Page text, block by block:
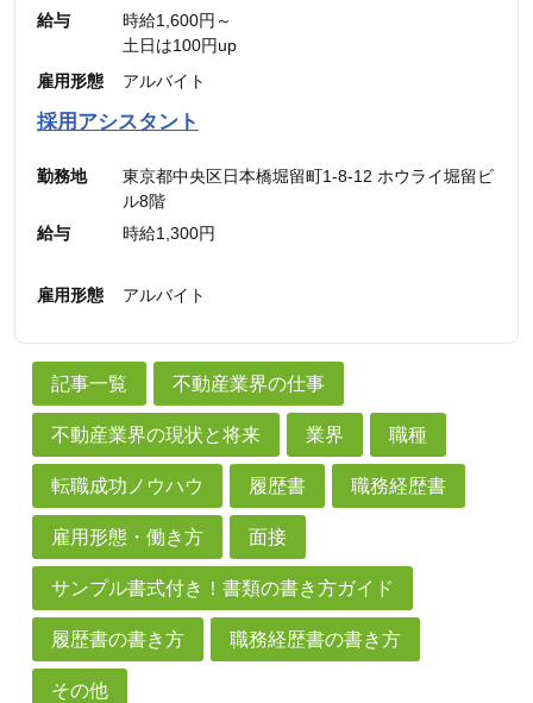
給与
時給1,600円～
土日は100円up
雇用形態
アルバイト
採用アシスタント
勤務地
東京都中央区日本橋堀留町1-8-12 ホウライ堀留ビ
ル8階
給与
時給1,300円
雇用形態 アルバイト
記事一覧 不動産業界の仕事
不動産業界の現状と将来 業界 職種
転職成功ノウハウ 履歴書 職務経歴書
雇用形態・働き方 面接
サンプル書式付き！書類の書き方ガイド
履歴書の書き方 職務経歴書の書き方
その他